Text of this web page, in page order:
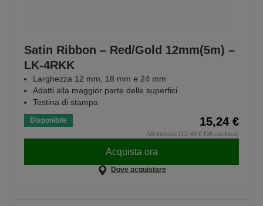
Satin Ribbon – Red/Gold 12mm(5m) –
LK-4RKK
Larghezza 12 mm, 18 mm e 24 mm
Adatti alla maggior parte delle superfici
Testina di stampa
Disponibile 15,24 €
IVA inclusa (12,49 € IVA esclusa)
Acquista ora
Dove acquistare